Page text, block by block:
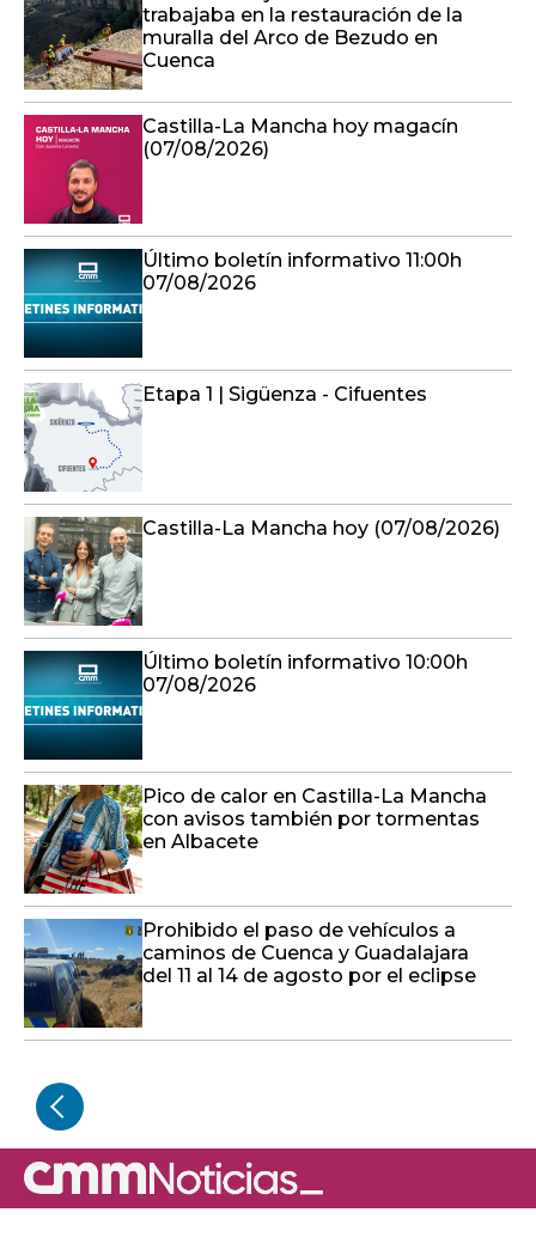
trabajaba en la restauración de la
muralla del Arco de Bezudo en
Cuenca
Castilla-La Mancha hoy magacín
(07/08/2026)
Último boletín informativo 11:00h
07/08/2026
Etapa 1 | Sigüenza - Cifuentes
Castilla-La Mancha hoy (07/08/2026)
Último boletín informativo 10:00h
07/08/2026
Pico de calor en Castilla-La Mancha
con avisos también por tormentas
en Albacete
Prohibido el paso de vehículos a
caminos de Cuenca y Guadalajara
del 11 al 14 de agosto por el eclipse